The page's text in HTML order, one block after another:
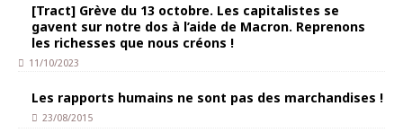
[Tract] Grève du 13 octobre. Les capitalistes se
gavent sur notre dos à l’aide de Macron. Reprenons
les richesses que nous créons !
11/10/2023
Les rapports humains ne sont pas des marchandises !
23/08/2015